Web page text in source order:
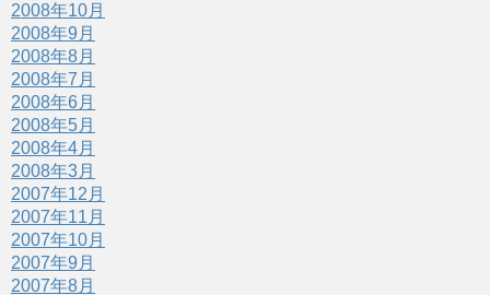
2008年10月
2008年9月
2008年8月
2008年7月
2008年6月
2008年5月
2008年4月
2008年3月
2007年12月
2007年11月
2007年10月
2007年9月
2007年8月